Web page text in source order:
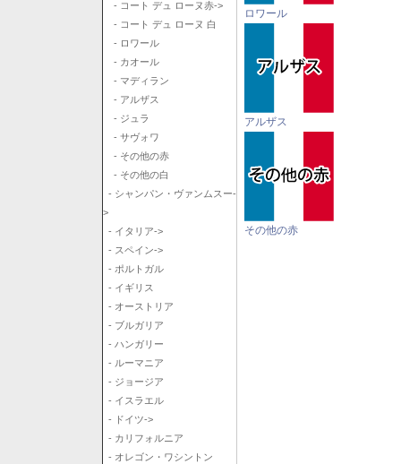
- コート デュ ローヌ赤->
- コート デュ ローヌ 白
- ロワール
- カオール
- マディラン
- アルザス
- ジュラ
- サヴォワ
- その他の赤
- その他の白
- シャンパン・ヴァンムスー-
>
- イタリア->
- スペイン->
- ポルトガル
- イギリス
- オーストリア
- ブルガリア
- ハンガリー
- ルーマニア
- ジョージア
- イスラエル
- ドイツ->
- カリフォルニア
- オレゴン・ワシントン
ロワール
アルザス
その他の赤